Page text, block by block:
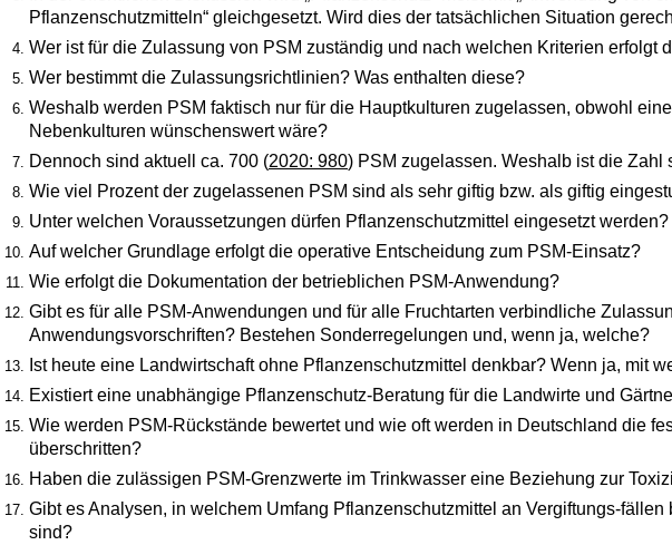
Pflanzenschutzmitteln“ gleichgesetzt. Wird dies der tatsächlichen Situation
Wer ist für die Zulassung von PSM zuständig und nach welchen Kriterien erfolgt
Wer bestimmt die Zulassungsrichtlinien? Was enthalten diese?
Weshalb werden PSM faktisch nur für die Hauptkulturen zugelassen, obwohl
Nebenkulturen wünschenswert wäre?
Dennoch sind aktuell ca. 700 (2020: 980) PSM zugelassen. Weshalb ist die Zahl
Wie viel Prozent der zugelassenen PSM sind als sehr giftig bzw. als giftig
Unter welchen Voraussetzungen dürfen Pflanzenschutzmittel eingesetzt werden?
Auf welcher Grundlage erfolgt die operative Entscheidung zum PSM-Einsatz?
Wie erfolgt die Dokumentation der betrieblichen PSM-Anwendung?
Gibt es für alle PSM-Anwendungen und für alle Fruchtarten verbindliche
Anwendungsvorschriften? Bestehen Sonderregelungen und, wenn ja, welche?
Ist heute eine Landwirtschaft ohne Pflanzenschutzmittel denkbar? Wenn ja, mit
Existiert eine unabhängige Pflanzenschutz-Beratung für die Landwirte und
Wie werden PSM-Rückstände bewertet und wie oft werden in Deutschland die
überschritten?
Haben die zulässigen PSM-Grenzwerte im Trinkwasser eine Beziehung zur
Gibt es Analysen, in welchem Umfang Pflanzenschutzmittel an Vergiftungs-
sind?